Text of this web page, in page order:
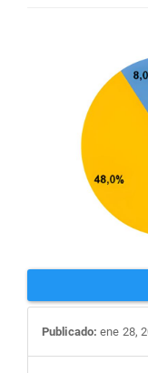
lateral
del
artículo
Publicado: ene 28,